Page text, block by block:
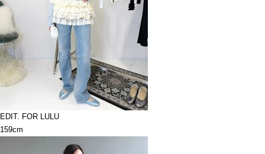
EDIT. FOR LULU
159cm